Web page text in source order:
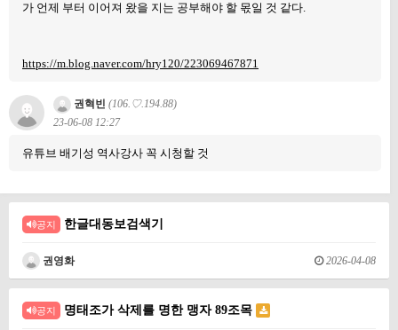
가 언제 부터 이어져 왔을 지는 공부해야 할 몫일 것 같다.
https://m.blog.naver.com/hry120/223069467871
권혁빈 (106.♡.194.88)
23-06-08 12:27
유튜브 배기성 역사강사 꼭 시청할 것
공지 한글대동보검색기
권영화 2026-04-08
공지 명태조가 삭제를 명한 맹자 89조목